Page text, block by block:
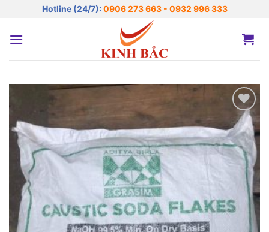
nội
Hotline (24/7): 0906 273 663 - 0932 996 333
Add to
wishlist